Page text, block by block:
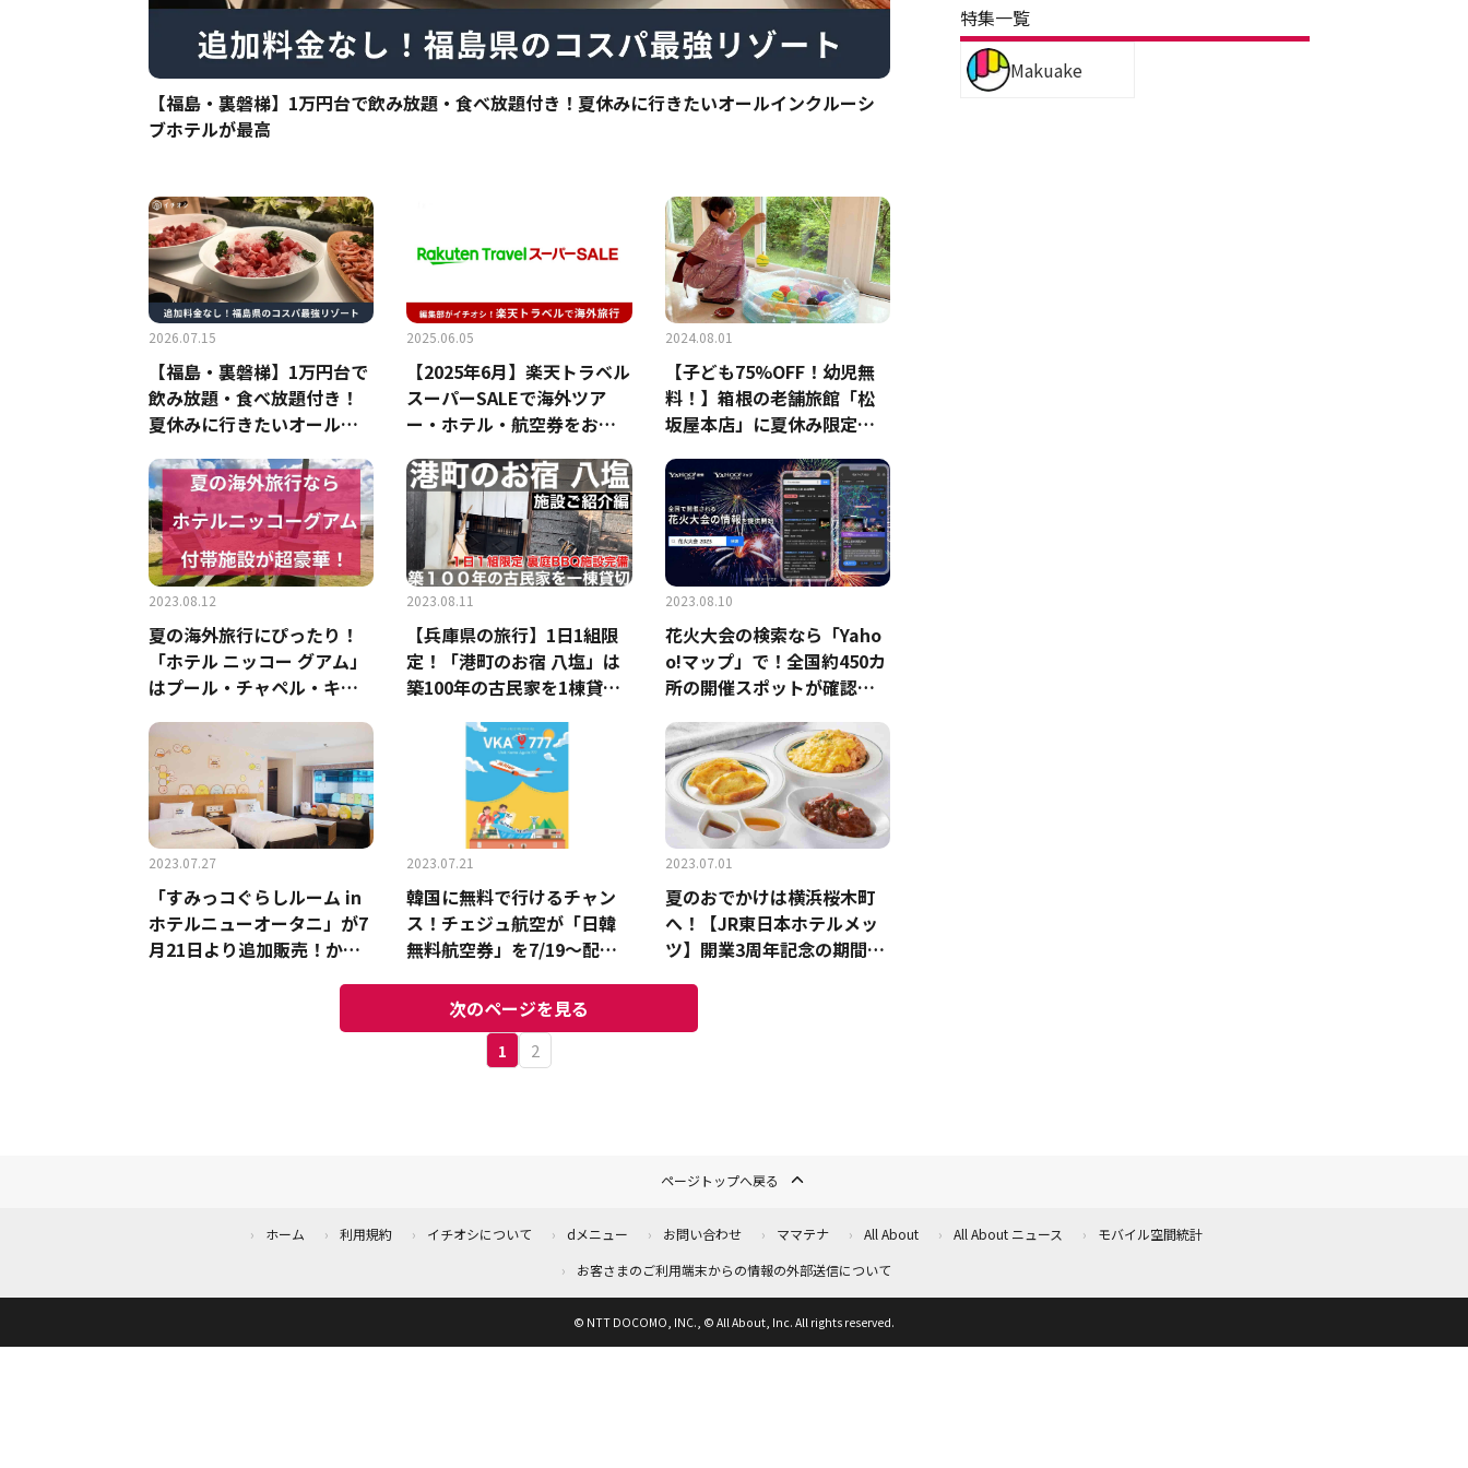
【福島・裏磐梯】1万円台で飲み放題・食べ放題付き！夏休みに行きたいオールインクルーシ
ブホテルが最高
2026.07.15
【福島・裏磐梯】1万円台で
飲み放題・食べ放題付き！
夏休みに行きたいオールイ
2025.06.05
【2025年6月】楽天トラベル
スーパーSALEで海外ツア
ー・ホテル・航空券をお得
コミも紹介
2024.08.01
【子ども75%OFF！幼児無
料！】箱根の老舗旅館「松
坂屋本店」に夏休み限定プ
釣り体験も
2023.08.12
夏の海外旅行にぴったり！
「ホテル ニッコー グアム」
はプール・チャペル・キッ
実◎【グアム】
2023.08.11
【兵庫県の旅行】1日1組限
定！「港町のお宿 八塩」は
築100年の古民家を1棟貸し
2023.08.10
花火大会の検索なら「Yaho
o!マップ」で！全国約450カ
所の開催スポットが確認で
開始！
2023.07.27
「すみっコぐらしルーム in
ホテルニューオータニ」が7
月21日より追加販売！かわ
2023.07.21
韓国に無料で行けるチャン
ス！チェジュ航空が「日韓
無料航空券」を7/19～配布
2023.07.01
夏のおでかけは横浜桜木町
へ！【JR東日本ホテルメッ
ツ】開業3周年記念の期間限
次のページを見る
1 2
特集一覧
Makuake
ページトップへ戻る
ホーム 利用規約 イチオシについて dメニュー お問い合わせ ママテナ All About All About ニュース
モバイル空間統計
お客さまのご利用端末からの情報の外部送信について
© NTT DOCOMO, INC., © All About, Inc. All rights reserved.